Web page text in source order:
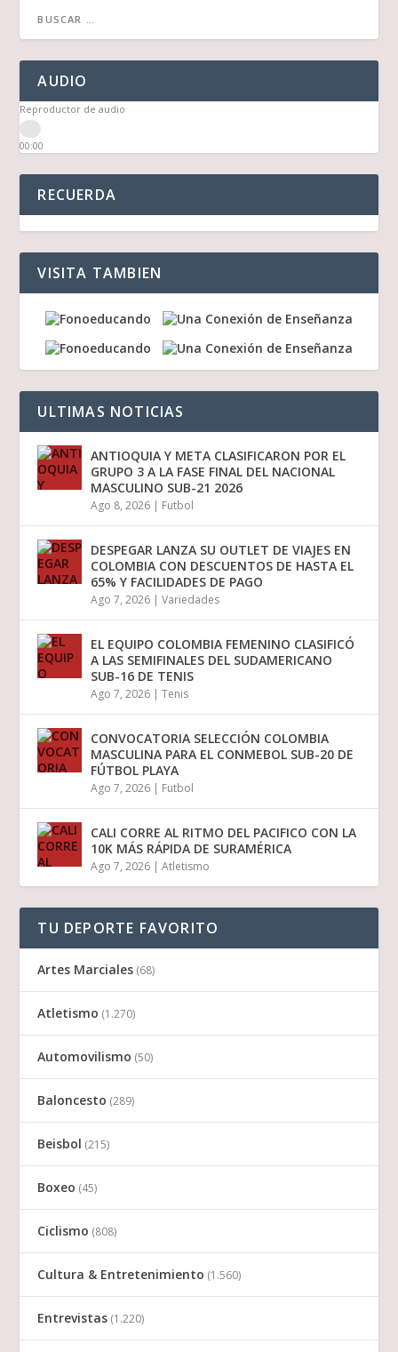
AUDIO
Reproductor de audio
00:00
03:16
RECUERDA
VISITA TAMBIEN
ULTIMAS NOTICIAS
ANTIOQUIA Y META CLASIFICARON POR EL
GRUPO 3 A LA FASE FINAL DEL NACIONAL
MASCULINO SUB-21 2026
Ago 8, 2026 | Futbol
DESPEGAR LANZA SU OUTLET DE VIAJES EN
COLOMBIA CON DESCUENTOS DE HASTA EL
65% Y FACILIDADES DE PAGO
Ago 7, 2026 |Variedades
EL EQUIPO COLOMBIA FEMENINO CLASIFICÓ
A LAS SEMIFINALES DEL SUDAMERICANO
SUB-16 DE TENIS
Ago 7, 2026 |Tenis
CONVOCATORIA SELECCIÓN COLOMBIA
MASCULINA PARA EL CONMEBOL SUB-20 DE
FÚTBOL PLAYA
Ago 7, 2026 | Futbol
CALI CORRE AL RITMO DEL PACIFICO CON LA
10K MÁS RÁPIDA DE SURAMÉRICA
Ago 7, 2026 |Atletismo
TU DEPORTE FAVORITO
Artes Marciales (68)
Atletismo (1.270)
Automovilismo (50)
Baloncesto (289)
Beisbol (215)
Boxeo (45)
Ciclismo (808)
Cultura & Entretenimiento (1.560)
Entrevistas (1.220)